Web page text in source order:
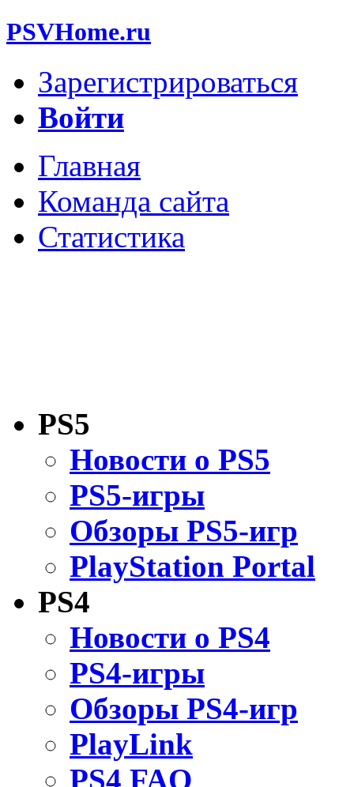
PSVHome.ru
Зарегистрироваться
Войти
Главная
Команда сайта
Статистика
PS5
Новости о PS5
PS5-игры
Обзоры PS5-игр
PlayStation Portal
PS4
Новости о PS4
PS4-игры
Обзоры PS4-игр
PlayLink
PS4 FAQ